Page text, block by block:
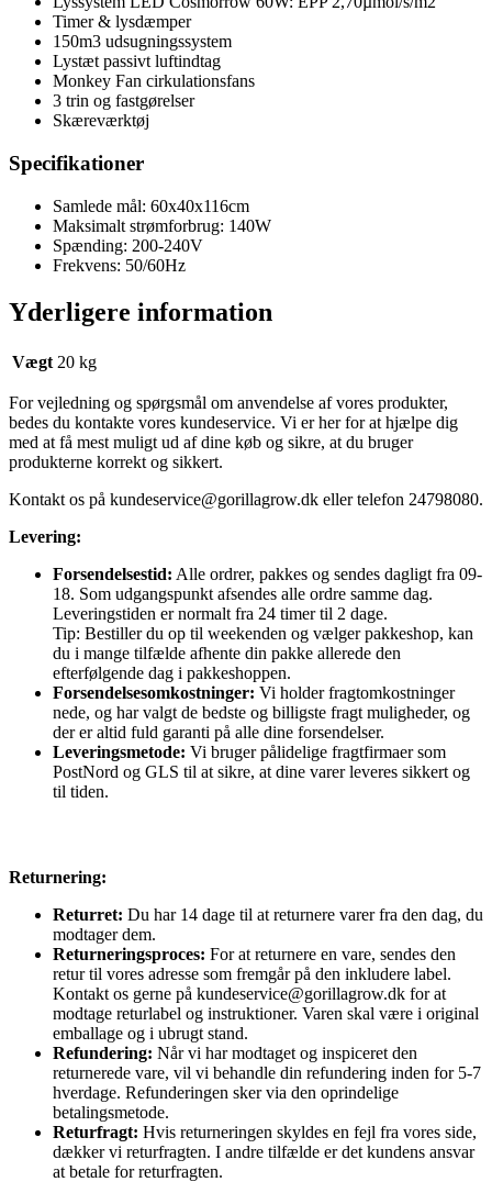
Timer & lysdæmper
150m3 udsugningssystem
Lystæt passivt luftindtag
Monkey Fan cirkulationsfans
3 trin og fastgørelser
Skæreværktøj
Specifikationer
Samlede mål: 60x40x116cm
Maksimalt strømforbrug: 140W
Spænding: 200-240V
Frekvens: 50/60Hz
Yderligere information
Vægt 20 kg
For vejledning og spørgsmål om anvendelse af vores produkter,
bedes du kontakte vores kundeservice. Vi er her for at hjælpe dig
med at få mest muligt ud af dine køb og sikre, at du bruger
produkterne korrekt og sikkert.
Kontakt os på kundeservice@gorillagrow.dk eller telefon 24798080.
Levering:
Forsendelsestid: Alle ordrer, pakkes og sendes dagligt fra 09-
18. Som udgangspunkt afsendes alle ordre samme dag.
Leveringstiden er normalt fra 24 timer til 2 dage.
Tip: Bestiller du op til weekenden og vælger pakkeshop, kan
du i mange tilfælde afhente din pakke allerede den
efterfølgende dag i pakkeshoppen.
Forsendelsesomkostninger: Vi holder fragtomkostninger
nede, og har valgt de bedste og billigste fragt muligheder, og
der er altid fuld garanti på alle dine forsendelser.
Leveringsmetode: Vi bruger pålidelige fragtfirmaer som
PostNord og GLS til at sikre, at dine varer leveres sikkert og
til tiden.
Returnering:
Returret: Du har 14 dage til at returnere varer fra den dag, du
modtager dem.
Returneringsproces: For at returnere en vare, sendes den
retur til vores adresse som fremgår på den inkludere label.
Kontakt os gerne på kundeservice@gorillagrow.dk for at
modtage returlabel og instruktioner. Varen skal være i original
emballage og i ubrugt stand.
Refundering: Når vi har modtaget og inspiceret den
returnerede vare, vil vi behandle din refundering inden for 5-7
hverdage. Refunderingen sker via den oprindelige
betalingsmetode.
Returfragt: Hvis returneringen skyldes en fejl fra vores side,
dækker vi returfragten. I andre tilfælde er det kundens ansvar
at betale for returfragten.